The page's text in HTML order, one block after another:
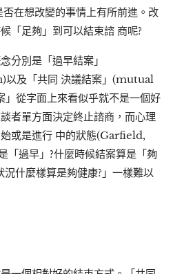
在想改變的事情上有所前進。改
「足夠」到可以結束諮 商呢?
分別是「過早結案」
及「共同 決議結案」(mutual
從字面上來看似乎就不是一個好
者單方面決定終止諮商，而心理
或是進行 中的狀態(Garfield,
「過早」?什麼時候結案算是「夠
況什麼樣算是夠健康?」一樣難以